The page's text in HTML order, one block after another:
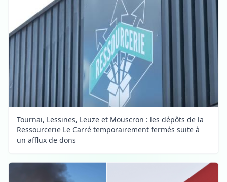
Tournai, Lessines, Leuze et Mouscron : les dépôts de la
Ressourcerie Le Carré temporairement fermés suite à
un afflux de dons